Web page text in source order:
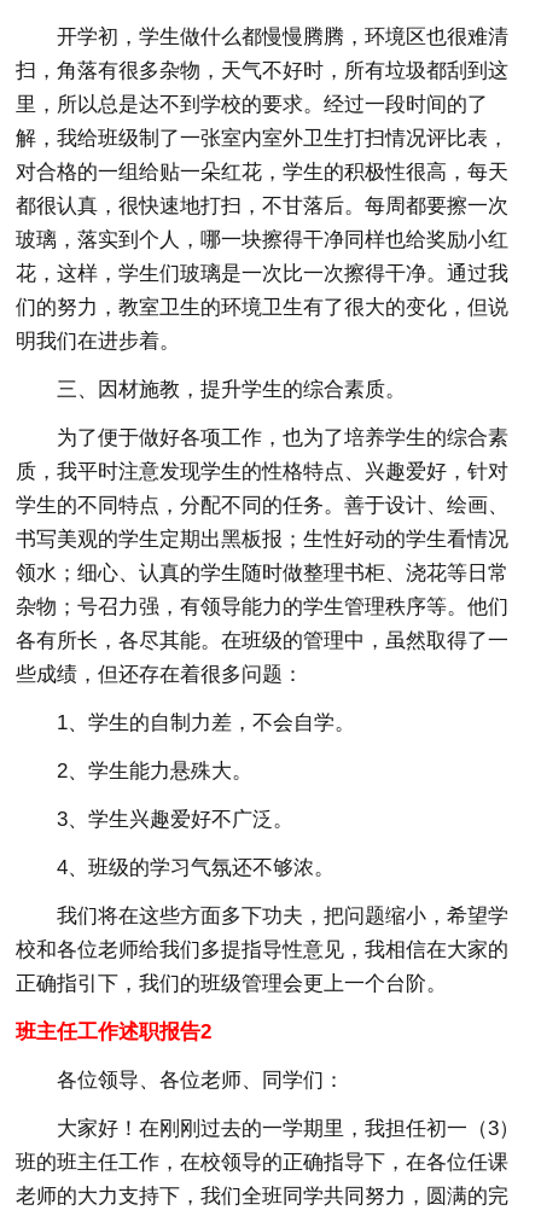
开学初，学生做什么都慢慢腾腾，环境区也很难清
扫，角落有很多杂物，天气不好时，所有垃圾都刮到这
里，所以总是达不到学校的要求。经过一段时间的了
解，我给班级制了一张室内室外卫生打扫情况评比表，
对合格的一组给贴一朵红花，学生的积极性很高，每天
都很认真，很快速地打扫，不甘落后。每周都要擦一次
玻璃，落实到个人，哪一块擦得干净同样也给奖励小红
花，这样，学生们玻璃是一次比一次擦得干净。通过我
们的努力，教室卫生的环境卫生有了很大的变化，但说
明我们在进步着。
三、因材施教，提升学生的综合素质。
为了便于做好各项工作，也为了培养学生的综合素
质，我平时注意发现学生的性格特点、兴趣爱好，针对
学生的不同特点，分配不同的任务。善于设计、绘画、
书写美观的学生定期出黑板报；生性好动的学生看情况
领水；细心、认真的学生随时做整理书柜、浇花等日常
杂物；号召力强，有领导能力的学生管理秩序等。他们
各有所长，各尽其能。在班级的管理中，虽然取得了一
些成绩，但还存在着很多问题：
1、学生的自制力差，不会自学。
2、学生能力悬殊大。
3、学生兴趣爱好不广泛。
4、班级的学习气氛还不够浓。
我们将在这些方面多下功夫，把问题缩小，希望学
校和各位老师给我们多提指导性意见，我相信在大家的
正确指引下，我们的班级管理会更上一个台阶。
班主任工作述职报告2
各位领导、各位老师、同学们：
大家好！在刚刚过去的一学期里，我担任初一（3）
班的班主任工作，在校领导的正确指导下，在各位任课
老师的大力支持下，我们全班同学共同努力，圆满的完